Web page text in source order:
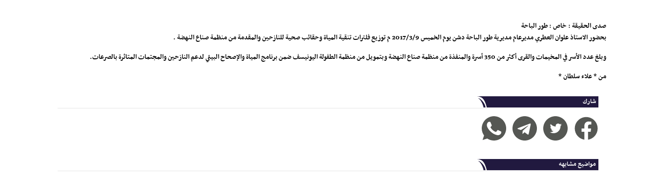
صدى الحقيقة : خاص : طور الباحة
بحضور الاستاذ علوان العطري مديرعام مديرية طور الباحة دشن يوم الخميس 2017/3/9 م توزيع فلترات تنقية المياة وحقائب صحية للنازحين والمقدمة من منظمة صناع النهضة .
وبلغ عدد الأسر في المخيمات والقرى أكثر من 350 أسرة والمنفذة من منظمة صناع النهضة وبتمويل من منظمة الطفولة اليونيسف ضمن برنامج المياة والإصحاح البيئي لدعم النازحين والمجتمات المتاثرة بالصرعات.
من * علاء سلطان *
شارك
مواضيع مشابهه